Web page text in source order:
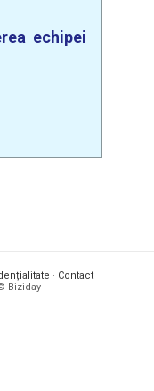
echipei
· Contact
Biziday